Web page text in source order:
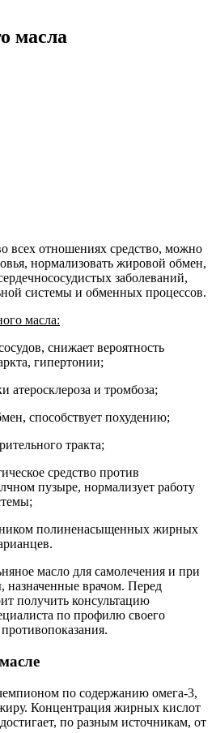
масла
всех отношениях средство, можно
нормализовать жировой обмен,
заболеваний,
системы и обменных процессов.
масла:
снижает вероятность
гипертонии;
атеросклероза и тромбоза;
способствует похудению;
тракта;
средство против
пузыре, нормализует работу
полиненасыщенных жирных
масло для самолечения и при
назначенные врачом. Перед
получить консультацию
по профилю своего
по содержанию омега-3,
Концентрация жирных кислот
по разным источникам, от